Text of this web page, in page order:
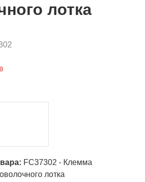
лотка
FC37302 - Клемма
лотка